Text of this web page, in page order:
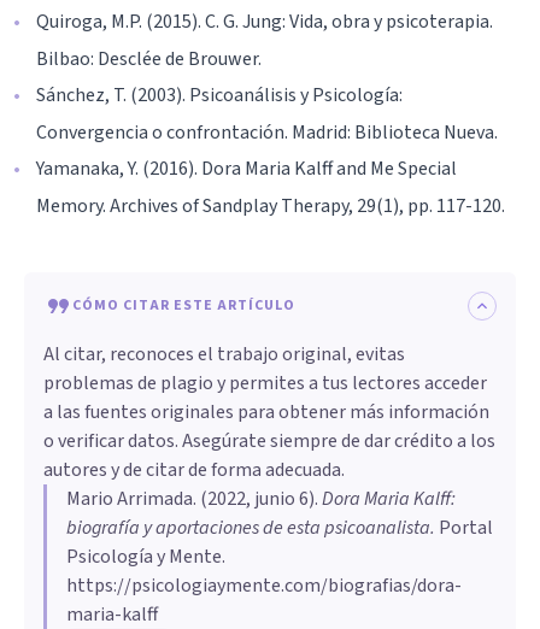
Quiroga, M.P. (2015). C. G. Jung: Vida, obra y psicoterapia.
Bilbao: Desclée de Brouwer.
Sánchez, T. (2003). Psicoanálisis y Psicología:
Convergencia o confrontación. Madrid: Biblioteca Nueva.
Yamanaka, Y. (2016). Dora Maria Kalff and Me Special
Memory. Archives of Sandplay Therapy, 29(1), pp. 117-120.
CÓMO CITAR ESTE ARTÍCULO
Al citar, reconoces el trabajo original, evitas
problemas de plagio y permites a tus lectores acceder
a las fuentes originales para obtener más información
o verificar datos. Asegúrate siempre de dar crédito a los
autores y de citar de forma adecuada.
Mario Arrimada. (2022, junio 6).Dora Maria Kalff:
biografía y aportaciones de esta psicoanalista. Portal
Psicología y Mente.
https://psicologiaymente.com/biografias/dora-
maria-kalff